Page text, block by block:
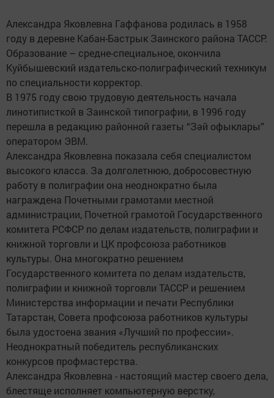
Александра Яковлевна Гаффанова родилась в 1958
году в деревне Кабан-Бастрык Заинского района ТАССР.
Образование – средне-специальное, окончила
Куйбышевский издательско-полиграфический техникум
по специальности корректор.
В 1975 году свою трудовую деятельность начала
линотиписткой в Заинской типографии, в 1996 году
перешла в редакцию районной газеты “Зәй офыклары”
оператором ЭВМ.
Александра Яковлевна показала себя специалистом
высокого класса. За долголетнюю, добросовестную
работу в полиграфии она неоднократно была
награждена Почетными грамотами местной
администрации, Почетной грамотой Государственного
комитета РСФСР по делам издательств, полиграфии и
книжной торговли и ЦК профсоюза работников
культуры. Она многократно решением
Государственного комитета по делам издательств,
полиграфии и книжной торговли ТАССР и решением
Министерства информации и печати Республики
Татарстан, Совета профсоюза работников культуры
была удостоена звания «Лучший по профессии».
Неоднократный победитель республиканских
конкурсов профмастерства.
Александра Яковлевна - настоящий мастер своего дела,
блестяще исполняет компьютерную верстку,